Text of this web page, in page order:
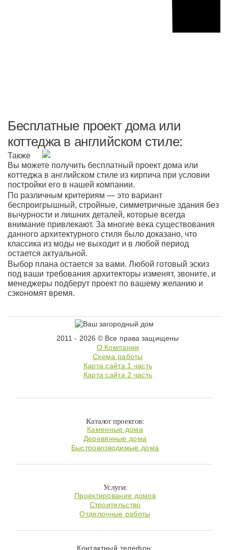
Бесплатные проект дома или
коттеджа в английском стиле:
Также
Вы можете получить бесплатный проект дома или
коттеджа в английском стиле из кирпича при условии
постройки его в нашей компании.
По различным критериям — это вариант
беспроигрышный, стройные, симметричные здания без
вычурности и лишних деталей, которые всегда
внимание привлекают. За многие века существования
данного архитектурного стиля было доказано, что
классика из моды не выходит и в любой период
остается актуальной.
Выбор плана остается за вами. Любой готовый эскиз
под ваши требования архитекторы изменят, звоните, и
менеджеры подберут проект по вашему желанию и
сэкономят время.
2011 - 2026 © Все права защищены
О Компании
Схема работы
Карта сайта 1 часть
Карта сайта 2 часть
Каталог проектов:
Каменные дома
Деревянные дома
Быстровозводимые дома
Услуги:
Проектирование домов
Строительство
Отделочные работы
Контактный телефон: